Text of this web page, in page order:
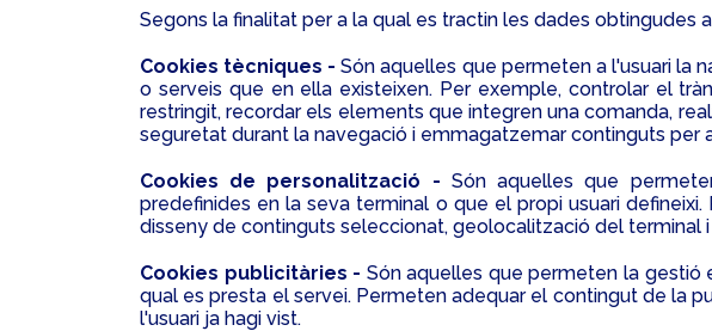
Segons la finalitat per a la qual es tractin les dades obtingudes
Cookies tècniques -Són aquelles que permeten a l'usuari la
o serveis que en ella existeixen. Per exemple, controlar el
restringit, recordar els elements que integren una comanda,
seguretat durant la navegació i emmagatzemar continguts per
Cookies de personalització - Són aquelles que
predefinides en la seva terminal o que el propi usuari
disseny de continguts seleccionat, geolocalització del terminal
Cookies publicitàries - Són aquelles que permeten la gestió
qual es presta el servei. Permeten adequar el contingut de la
l'usuari ja hagi vist.